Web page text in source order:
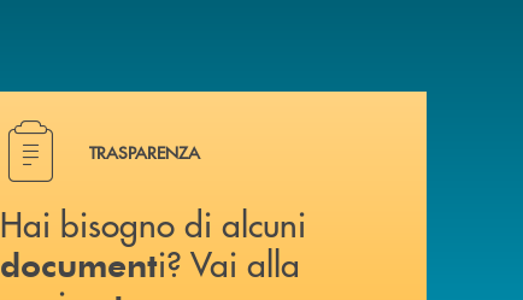
Hai bisogno di alcuni document i? Vai alla pagina
TRASPARENZA
Hai bisogno di alcuni
documenti? Vai alla